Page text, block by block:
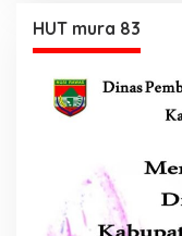
HUT mura 83